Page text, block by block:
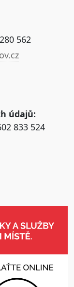
562
údajů:
833 524